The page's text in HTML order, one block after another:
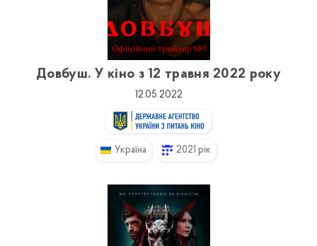
Довбуш. У кіно з 12 травня 2022 року
12.05.2022
Україна 2021 рік